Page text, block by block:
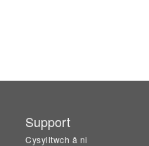
Support
Cysylltwch â ni